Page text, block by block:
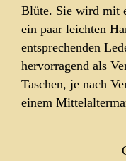
Blüte. Sie wird mit
ein paar leichten
entsprechenden
hervorragend als
Taschen, je nach
einem